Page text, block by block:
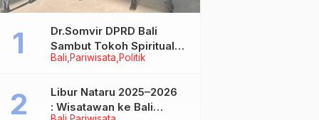
Bali Pariwisata Politik
Dr.Somvir DPRD Bali
Sambut Tokoh Spiritual
India Baba Bageshwar
Libur Nataru 2025–2026
: Wisatawan ke Bali